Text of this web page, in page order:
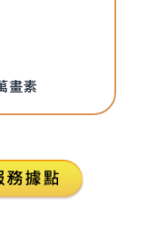
畫素